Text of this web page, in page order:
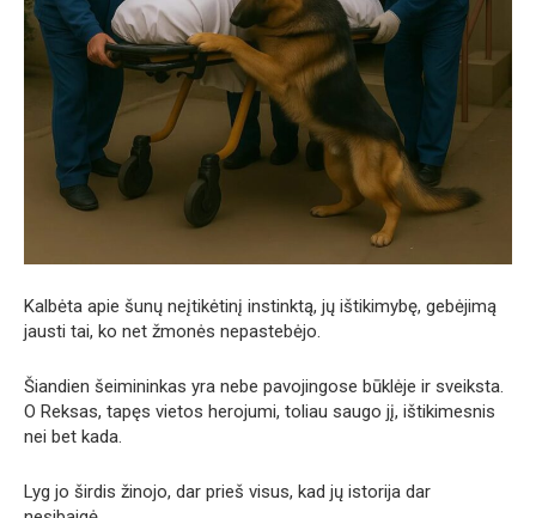
Kalbėta apie šunų neįtikėtinį instinktą, jų ištikimybę, gebėjimą
jausti tai, ko net žmonės nepastebėjo.
Šiandien šeimininkas yra nebe pavojingose būklėje ir sveiksta.
O Reksas, tapęs vietos herojumi, toliau saugo jį, ištikimesnis
nei bet kada.
Lyg jo širdis žinojo, dar prieš visus, kad jų istorija dar